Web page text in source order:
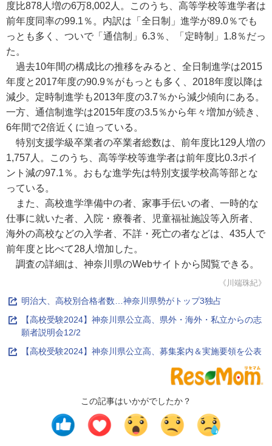
度比878人増の6万8,002人。このうち、高等学校等進学者は
前年度同率の99.1％。内訳は「全日制」進学が89.0％でも
っとも多く、ついで「通信制」6.3％、「定時制」1.8％だっ
た。
過去10年間の構成比の推移をみると、全日制進学は2015
年度と2017年度の90.9％がもっとも多く、2018年度以降は
減少。定時制進学も2013年度の3.7％から減少傾向にある。
一方、通信制進学は2015年度の3.5％から年々増加が続き、
6年間で2倍近くに迫っている。
特別支援学級卒業者の卒業者総数は、前年度比129人増の
1,757人。このうち、高等学校等進学者は前年度比0.3ポイ
ント減の97.1％。おもな進学先は特別支援学校高等部とな
っている。
また、高校進学準備中の者、家事手伝いの者、一時的な
仕事に就いた者、入院・療養者、児童福祉施設等入所者、
海外の高校などの入学者、不詳・死亡の者などは、435人で
前年度と比べて28人増加した。
調査の詳細は、神奈川県のWebサイトから閲覧できる。
《川端珠紀》
明治大、高校別合格者数…神奈川県勢がトップ3独占
【高校受験2024】神奈川県公立高、県外・海外・私立からの志
願者説明会12/2
【高校受験2024】神奈川県公立高、募集案内＆実施要領を公表
この記事はいかがでしたか？